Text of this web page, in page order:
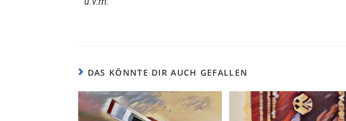
DAS KÖNNTE DIR AUCH GEFALLEN